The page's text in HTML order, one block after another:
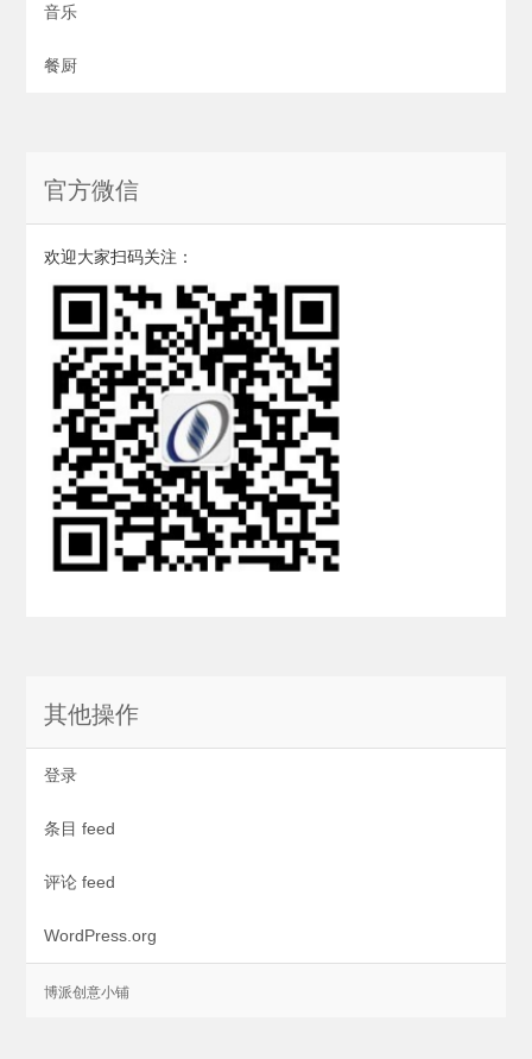
音乐
餐厨
官方微信
欢迎大家扫码关注：
其他操作
登录
条目 feed
评论 feed
WordPress.org